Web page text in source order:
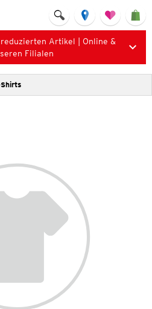
Artikel | Online &
Filialen
Shirts